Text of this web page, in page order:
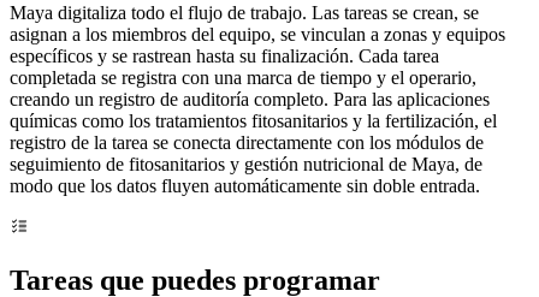
Maya digitaliza todo el flujo de trabajo. Las tareas se crean, se
asignan a los miembros del equipo, se vinculan a zonas y equipos
específicos y se rastrean hasta su finalización. Cada tarea
completada se registra con una marca de tiempo y el operario,
creando un registro de auditoría completo. Para las aplicaciones
químicas como los tratamientos fitosanitarios y la fertilización, el
registro de la tarea se conecta directamente con los módulos de
seguimiento de fitosanitarios y gestión nutricional de Maya, de
modo que los datos fluyen automáticamente sin doble entrada.
Tareas que puedes programar